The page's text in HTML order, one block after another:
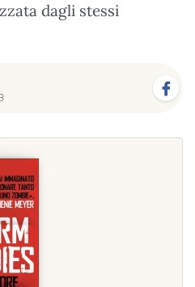
dagli stessi